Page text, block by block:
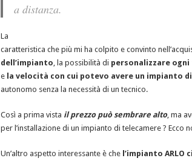
a distanza.
La
caratteristica che più mi ha colpito e convinto
dell’impianto , la possibilità di personalizzare
e la velocità con cui potevo avere un impianto
autonomo senza la necessità di un tecnico.
Così a prima vista il prezzo può sembrare alto, ma
per l’installazione di un impianto di telecamere ?
Un’altro aspetto interessante è che l’impianto ARLO